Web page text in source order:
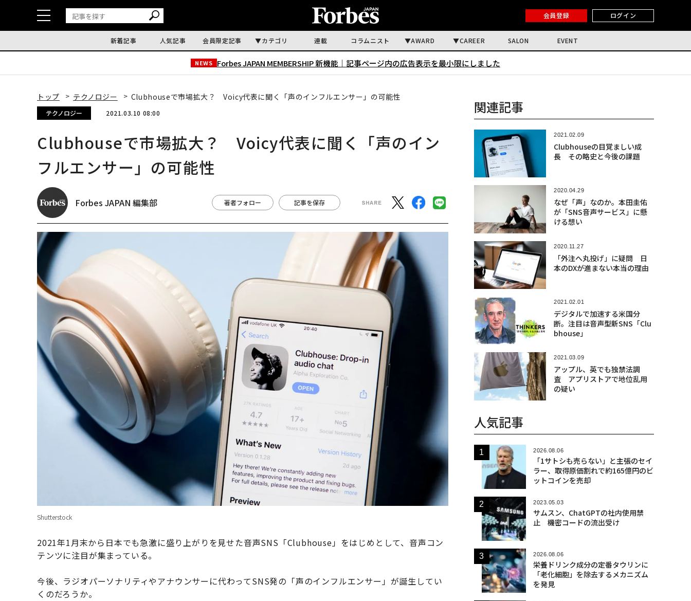
会員登録 ログイン
新着記事 人気記事 会員限定記事 カテゴリ 連載 コラムニスト AWARD CAREER SALON EVENT
NEWS Forbes JAPAN MEMBERSHIP 新機能｜ 記事ページ内の広告表示を最小限にしました
トップ テクノロジー Clubhouseで市場拡大？ Voicy代表に聞く「声のインフルエンサー」の可能性
テクノロジー 2021.03.10 08:00
Clubhouseで市場拡大？ Voicy代表に聞く「声のイン
フルエンサー」の可能性
Forbes JAPAN 編集部 著者フォロー 記事を保存
Shutterstock
2021年1月末から日本でも急激に盛り上がりを見せた音声SNS「Clubhouse」をはじめとして、音声コン
テンツに注目が集まっている。
今後、ラジオパーソナリティやアナウンサーに代わってSNS発の「声のインフルエンサー」が誕生してい
くのだろうか。
関連記事
2021.02.09
Clubhouseの目覚ましい成
長 その略史と今後の課題
2020.04.29
なぜ「声」なのか。本田圭佑
が「SNS音声サービス」に懸
ける想い
2020.11.27
「外注へ丸投げ」に疑問 日
本のDXが進まない本当の理由
2021.02.01
デジタルで加速する米国分
断。注目は音声型新SNS「Clu
bhouse」
2021.03.09
アップル、英でも独禁法調
査 アプリストアで地位乱用
の疑い
人気記事
2026.08.06
「1サトシも売らない」と主張のセイ
ラー、取得原価割れで約165億円のビ
ットコインを売却
2023.05.03
サムスン、ChatGPTの社内使用禁
止 機密コードの流出受け
2026.08.06
栄養ドリンク成分の定番タウリンに
「老化細胞」を除去するメカニズム
を発見